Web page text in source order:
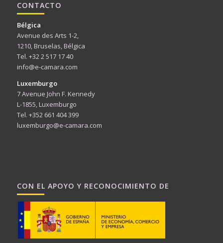
CONTACTO
Bélgica
Avenue des Arts 1-2,
1210, Bruselas, Bélgica
Tel. +32 2 517 17 40
info@e-camara.com
Luxemburgo
7 Avenue John F. Kennedy
L-1855, Luxemburgo
Tel. +352 661 404 399
luxemburgo@e-camara.com
CON EL APOYO Y RECONOCIMIENTO DE